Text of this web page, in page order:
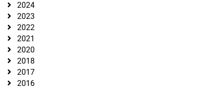
2024
2023
2022
2021
2020
2018
2017
2016